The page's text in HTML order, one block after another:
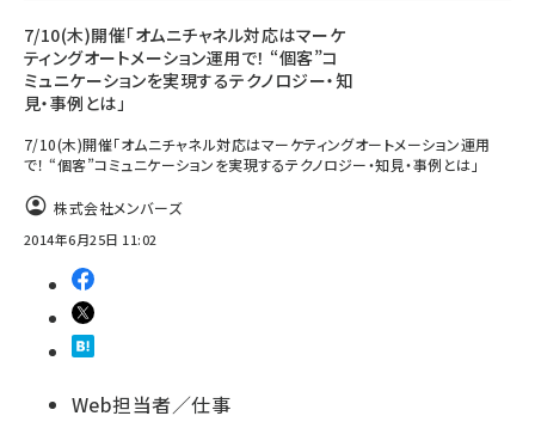
7/10(木)開催「オムニチャネル対応はマーケ
ティングオートメーション運用で！ “個客”コ
ミュニケーションを実現するテクノロジー・知
見・事例とは」
7/10(木)開催「オムニチャネル対応はマーケティングオートメーション運用
で！ “個客”コミュニケーションを実現するテクノロジー・知見・事例とは」
株式会社メンバーズ
2014年6月25日 11:02
Web担当者／仕事